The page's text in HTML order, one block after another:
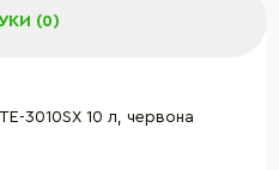
(0)
3010SX 10 л, червона